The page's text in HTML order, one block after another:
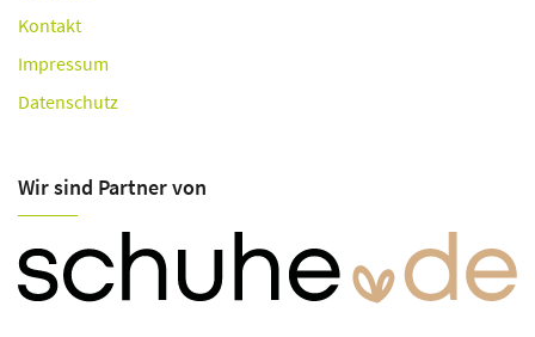
Kontakt
Impressum
Datenschutz
Wir sind Partner von